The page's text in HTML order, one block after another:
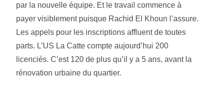
par la nouvelle équipe. Et le travail commence à
payer visiblement puisque Rachid El Khoun l’assure.
Les appels pour les inscriptions affluent de toutes
parts. L’US La Catte compte aujourd’hui 200
licenciés. C’est 120 de plus qu’il y a 5 ans, avant la
rénovation urbaine du quartier.